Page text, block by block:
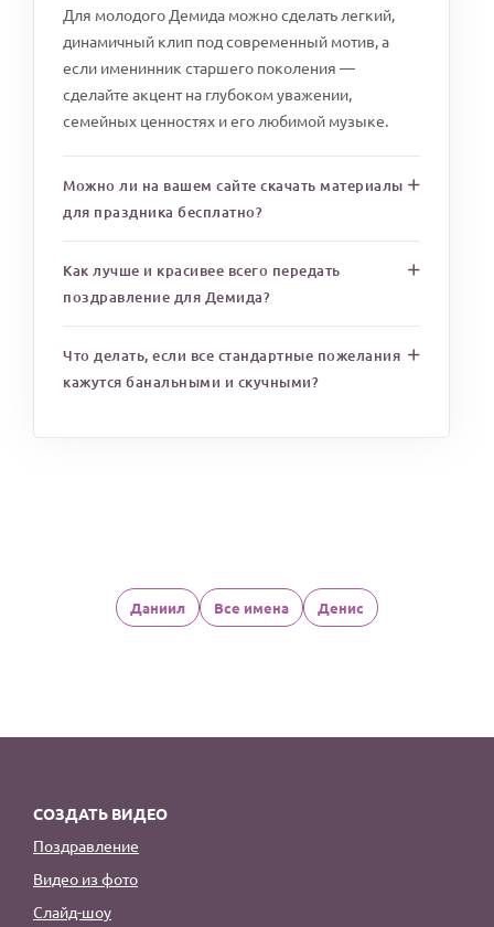
Для молодого Демида можно сделать легкий,
динамичный клип под современный мотив, а
если именинник старшего поколения —
сделайте акцент на глубоком уважении,
семейных ценностях и его любимой музыке.
Можно ли на вашем сайте скачать материалы
для праздника бесплатно?
Как лучше и красивее всего передать
поздравление для Демида?
Что делать, если все стандартные пожелания
кажутся банальными и скучными?
Даниил Все имена Денис
СОЗДАТЬ ВИДЕО
Поздравление
Видео из фото
Слайд-шоу